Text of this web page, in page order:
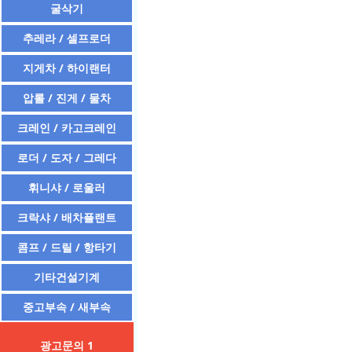
굴삭기
추레라 / 셀프로더
지게차 / 하이랜터
압롤 / 진게 / 물차
크레인 / 카고크레인
로더 / 도자 / 그레다
휘니샤 / 로울러
크락샤 / 배차플랜트
콤프 / 드릴 / 항타기
기타건설기계
중고부속 / 새부속
광고문의 1